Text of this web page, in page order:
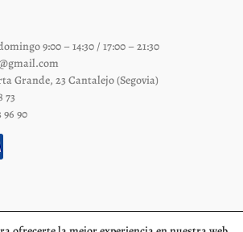
9:00 – 14:30 / 17:00 – 21:30
Grande, 23 Cantalejo (Segovia)
73
96 90